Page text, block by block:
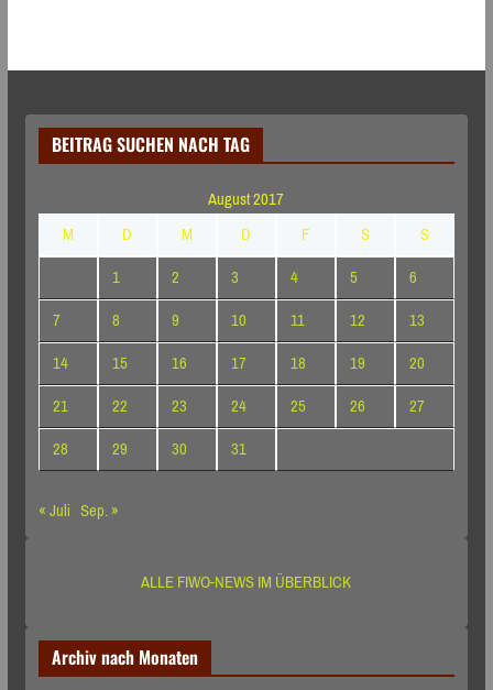
BEITRAG SUCHEN NACH TAG
August 2017
M
D M D F S
S
1
2 3 4 5
6
7
8 9 10 11 12
13
14
15 16 17 18 19
20
21
22 23 24 25 26
27
28
29 30
31
« Juli Sep. »
ALLE FIWO-NEWS IM ÜBERBLICK
Archiv nach Monaten